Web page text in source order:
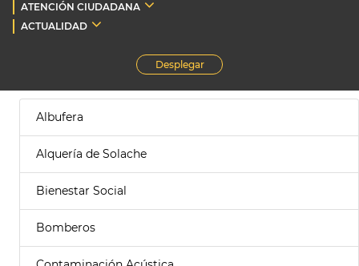
ATENCIÓN CIUDADANA
ACTUALIDAD
Desplegar
Albufera
Alquería de Solache
Bienestar Social
Bomberos